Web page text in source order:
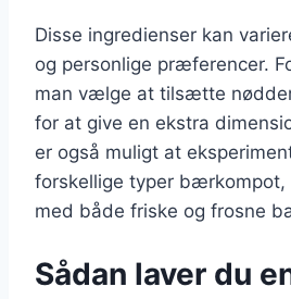
Disse ingredienser kan
og personlige præferencer.
man vælge at tilsætte
for at give en ekstra
er også muligt at
forskellige typer bærkompot,
med både friske og frosne
Sådan laver du